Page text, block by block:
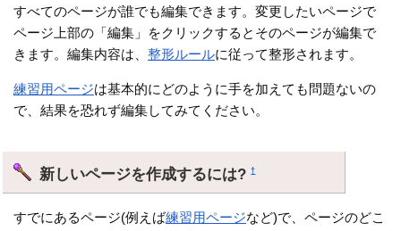
すべてのページが誰でも編集できます。変更したいページで
ページ上部の「編集」をクリックするとそのページが編集で
きます。編集内容は、整形ルールに従って整形されます。
練習用ページは基本的にどのように手を加えても問題ないの
で、結果を恐れず編集してみてください。
新しいページを作成するには?†
すでにあるページ(例えば練習用ページなど)で、ページのどこ